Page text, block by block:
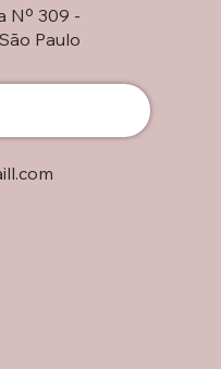
Nº 309 -
Paulo